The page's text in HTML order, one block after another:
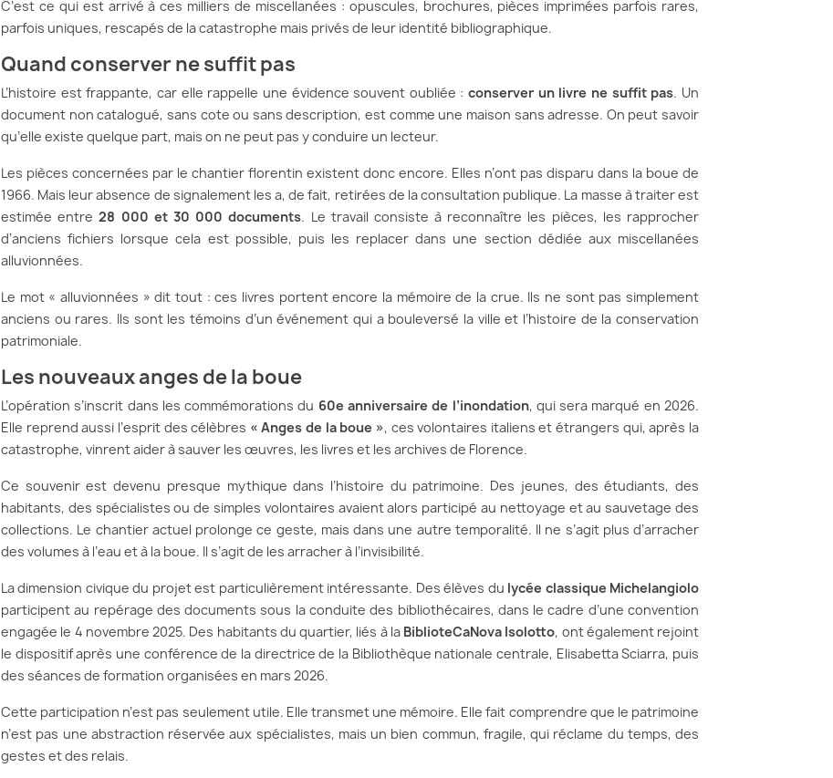
C’est ce qui est arrivé à ces milliers de miscellanées : opuscules, brochures, pièces imprimées parfois rares,
parfois uniques, rescapés de la catastrophe mais privés de leur identité bibliographique.
Quand conserver ne suffit pas
L’histoire est frappante, car elle rappelle une évidence souvent oubliée :conserver un livre ne suffit pas. Un
document non catalogué, sans cote ou sans description, est comme une maison sans adresse. On peut savoir
qu’elle existe quelque part, mais on ne peut pas y conduire un lecteur.
Les pièces concernées par le chantier florentin existent donc encore. Elles n’ont pas disparu dans la boue de
1966. Mais leur absence de signalement les a, de fait, retirées de la consultation publique. La masse à traiter est
estimée entre28 000 et 30 000 documents. Le travail consiste à reconnaître les pièces, les rapprocher
d’anciens fichiers lorsque cela est possible, puis les replacer dans une section dédiée aux miscellanées
alluvionnées.
Le mot « alluvionnées » dit tout : ces livres portent encore la mémoire de la crue. Ils ne sont pas simplement
anciens ou rares. Ils sont les témoins d’un événement qui a bouleversé la ville et l’histoire de la conservation
patrimoniale.
Les nouveaux anges de la boue
L’opération s’inscrit dans les commémorations du 60e anniversaire de l’inondation, qui sera marqué en 2026.
Elle reprend aussi l’esprit des célèbres « Anges de la boue », ces volontaires italiens et étrangers qui, après la
catastrophe, vinrent aider à sauver les œuvres, les livres et les archives de Florence.
Ce souvenir est devenu presque mythique dans l’histoire du patrimoine. Des jeunes, des étudiants, des
habitants, des spécialistes ou de simples volontaires avaient alors participé au nettoyage et au sauvetage des
collections. Le chantier actuel prolonge ce geste, mais dans une autre temporalité. Il ne s’agit plus d’arracher
des volumes à l’eau et à la boue. Il s’agit de les arracher à l’invisibilité.
La dimension civique du projet est particulièrement intéressante. Des élèves du lycée classique Michelangiolo
participent au repérage des documents sous la conduite des bibliothécaires, dans le cadre d’une convention
engagée le 4 novembre 2025. Des habitants du quartier, liés à la BiblioteCaNova Isolotto, ont également rejoint
le dispositif après une conférence de la directrice de la Bibliothèque nationale centrale, Elisabetta Sciarra, puis
des séances de formation organisées en mars 2026.
Cette participation n’est pas seulement utile. Elle transmet une mémoire. Elle fait comprendre que le patrimoine
n’est pas une abstraction réservée aux spécialistes, mais un bien commun, fragile, qui réclame du temps, des
gestes et des relais.